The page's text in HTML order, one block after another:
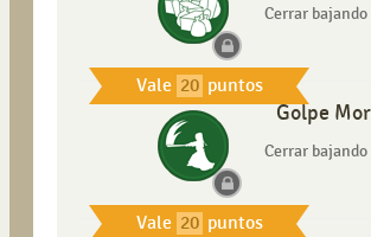
Vale 20 puntos
Cerrar
Vale 20 puntos
Golpe
Cerrar